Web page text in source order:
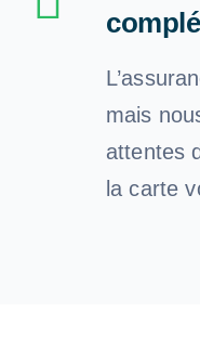
mais
attentes
la carte